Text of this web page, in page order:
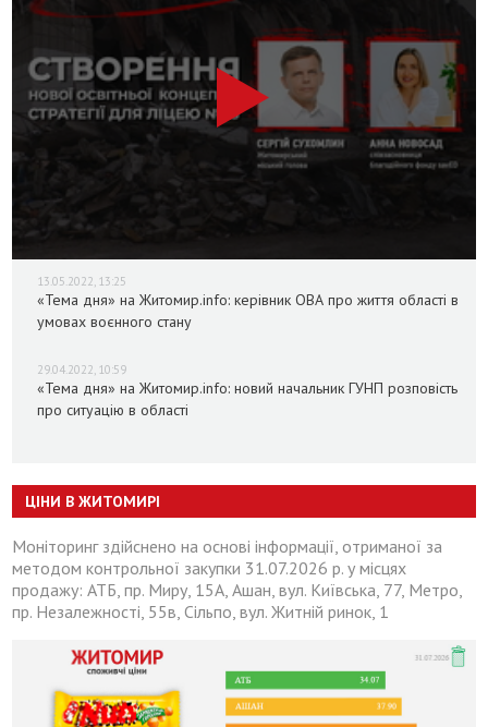
13.05.2022, 13:25
«Тема дня» на Житомир.info: керівник ОВА про життя області в
умовах воєнного стану
29.04.2022, 10:59
«Тема дня» на Житомир.info: новий начальник ГУНП розповість
про ситуацію в області
ЦІНИ В ЖИТОМИРІ
Моніторинг здійснено на основі інформації, отриманої за
методом контрольної закупки 31.07.2026 р. у місцях
продажу: АТБ, пр. Миру, 15А, Ашан, вул. Київська, 77, Метро,
пр. Незалежності, 55в, Сільпо, вул. Житній ринок, 1